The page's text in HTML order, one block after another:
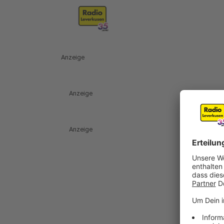
Anzeige
Anzeige
Anzeige